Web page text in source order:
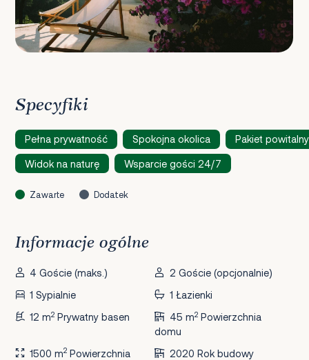
Specyfiki
Pełna prywatność Spokojna okolica Pakiet powitalny
Widok na naturę Wsparcie gości 24/7
Zawarte Dodatek
Informacje ogólne
4 Goście (maks.)
2 Goście (opcjonalnie)
1 Sypialnie
1 Łazienki
12 m2 Prywatny basen 45 m2Powierzchnia
domu
1500 m2 Powierzchnia
2020 Rok budowy